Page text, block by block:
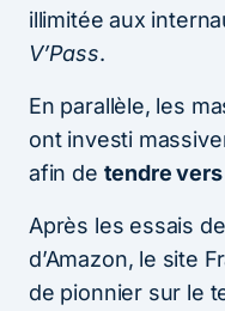
illimitée aux
V’Pass.
En parallèle, les
ont investi
afin de tendre
Après les essais
d’Amazon, le site
de pionnier sur le